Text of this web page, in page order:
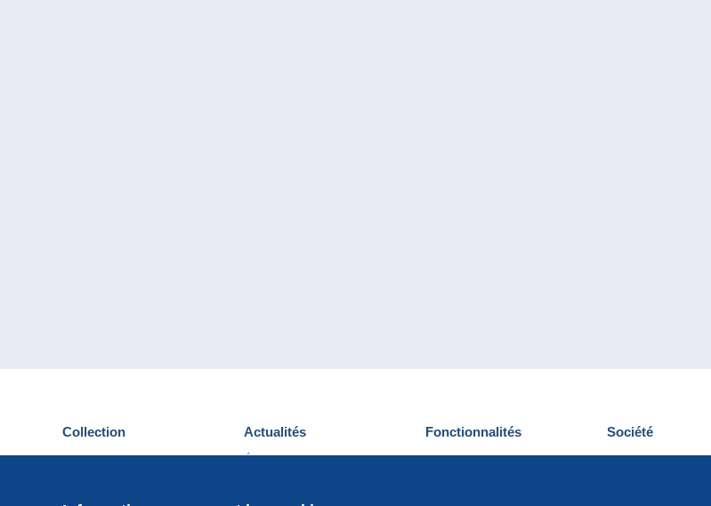
Collection
Cartes postales
Actualités
Événements Delcampe
Fonctionnalités
Nouveautés
Société
Qui sommes-nous